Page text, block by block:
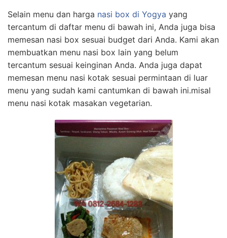
Selain menu dan harga nasi box di Yogya yang
tercantum di daftar menu di bawah ini, Anda juga bisa
memesan nasi box sesuai budget dari Anda. Kami akan
membuatkan menu nasi box lain yang belum
tercantum sesuai keinginan Anda. Anda juga dapat
memesan menu nasi kotak sesuai permintaan di luar
menu yang sudah kami cantumkan di bawah ini.misal
menu nasi kotak masakan vegetarian.